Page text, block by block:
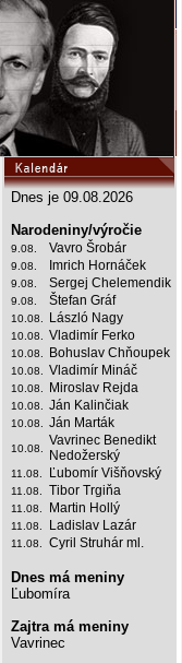
Dnes je 09.08.2026
Narodeniny/výročie
9.08. Vavro Šrobár
9.08. Imrich Hornáček
9.08. Sergej Chelemendik
9.08. Štefan Gráf
10.08. László Nagy
10.08. Vladimír Ferko
10.08. Bohuslav Chňoupek
10.08. Vladimír Mináč
10.08. Miroslav Rejda
10.08. Ján Kalinčiak
10.08. Ján Marták
10.08.
Vavrinec Benedikt
Nedožerský
11.08. Ľubomír Višňovský
11.08. Tibor Trgiňa
11.08. Martin Hollý
11.08. Ladislav Lazár
11.08. Cyril Struhár ml.
Dnes má meniny
Ľubomíra
Zajtra má meniny
Vavrinec